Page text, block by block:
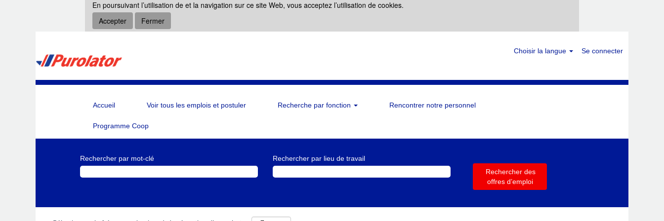
En poursuivant l’utilisation de et la navigation sur ce site Web, vous acceptez l’utilisation de cookies.
Accepter
Fermer
Choisir la langue Se connecter
Accueil Voir tous les emplois et postuler Recherche par fonction Rencontrer notre personnel
Programme Coop
Rechercher par mot-clé Rechercher par lieu de travail